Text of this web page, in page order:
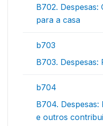
B702.
para a casa
b703
B703.
b704
B704. Despesas:
e outros